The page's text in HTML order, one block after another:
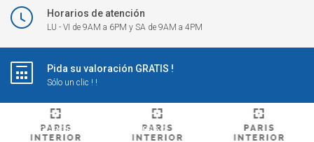
Horarios de atención
LU - VI de 9AM a 6PM y SA de 9AM a 4PM
Pida su valoración GRATIS !
Sólo un clic ! !
ODONTOCENTER PLUS PARTNER_2